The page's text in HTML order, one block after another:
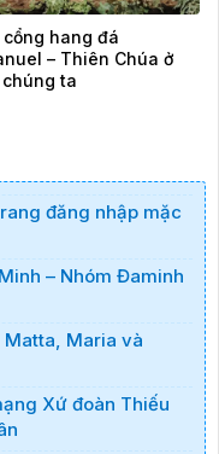
cổng hang đá
– Thiên Chúa ở
ta
đăng nhập mặc
– Nhóm Đaminh
Matta, Maria và
Xứ đoàn Thiếu